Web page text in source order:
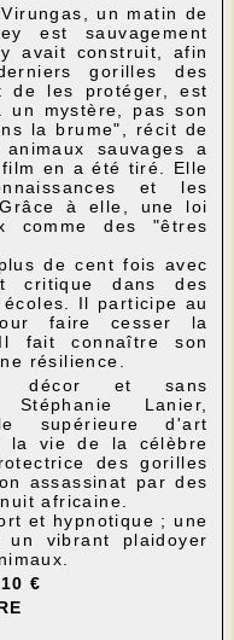
un matin de
est sauvagement
avait construit, afin
gorilles des
de les protéger, est
un mystère, pas son
la brume", récit de
sauvages a
en a été tiré. Elle
et les
Grâce à elle, une loi
comme des "êtres
de cent fois avec
critique dans des
Il participe au
faire cesser la
fait connaître son
résilience.
décor et sans
Stéphanie Lanier,
supérieure d'art
la vie de la célèbre
des gorilles
assassinat par des
africaine.
et hypnotique ; une
vibrant plaidoyer
€